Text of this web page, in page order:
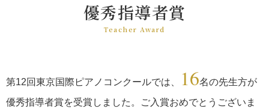
優秀指導者賞
Teacher Award
第12回東京国際ピアノコンクールでは、 16名の先生方が
優秀指導者賞を受賞しました。ご入賞おめでとうございま